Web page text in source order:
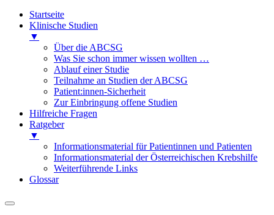
Startseite
Klinische Studien
▼
Über die ABCSG
Was Sie schon immer wissen wollten …
Ablauf einer Studie
Teilnahme an Studien der ABCSG
Patient:innen-Sicherheit
Zur Einbringung offene Studien
Hilfreiche Fragen
Ratgeber
▼
Informationsmaterial für Patientinnen und Patienten
Informationsmaterial der Österreichischen Krebshilfe
Weiterführende Links
Glossar